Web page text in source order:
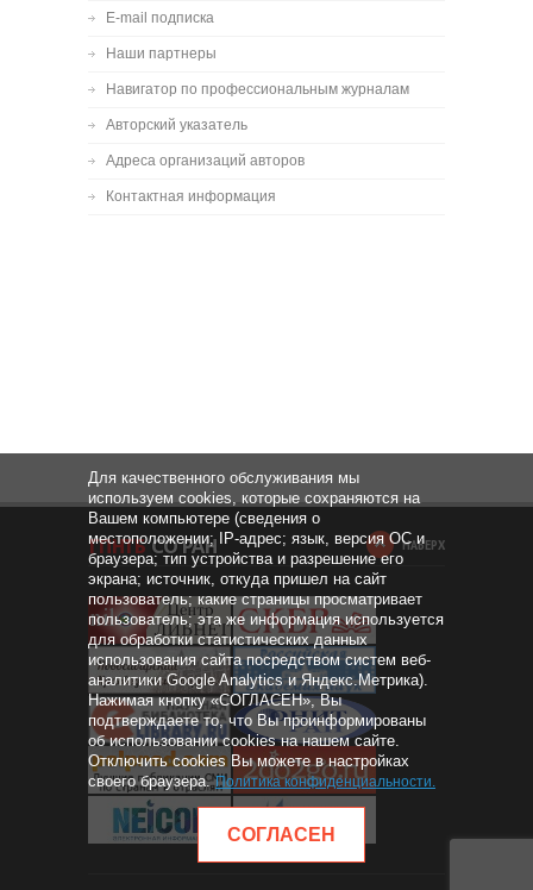
E-mail подписка
Наши партнеры
Навигатор по профессиональным журналам
Авторский указатель
Адреса организаций авторов
Контактная информация
НАВЕРХ
Для качественного обслуживания мы
используем cookies, которые сохраняются на
Вашем компьютере (сведения о
местоположении; IP-адрес; язык, версия ОС и
браузера; тип устройства и разрешение его
экрана; источник, откуда пришел на сайт
пользователь; какие страницы просматривает
пользователь; эта же информация используется
для обработки статистических данных
использования сайта посредством систем веб-
аналитики Google Analytics и Яндекс.Метрика).
Нажимая кнопку «СОГЛАСЕН», Вы
подтверждаете то, что Вы проинформированы
об использовании cookies на нашем сайте.
Отключить cookies Вы можете в настройках
своего браузера.Политика конфиденциальности.
СОГЛАСЕН